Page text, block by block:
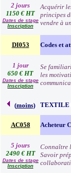
2 jours
1150 € HT
Dates de stage
Inscription
Acquérir
principes
vendre à
DI053 Codes et
1 jour
650 € HT
Dates de stage
Inscription
Se
les
(moins) TEXTILE
AC058 Acheteur
5 jours
2490 € HT
Dates de stage
Inscription
Connaître
Savoir